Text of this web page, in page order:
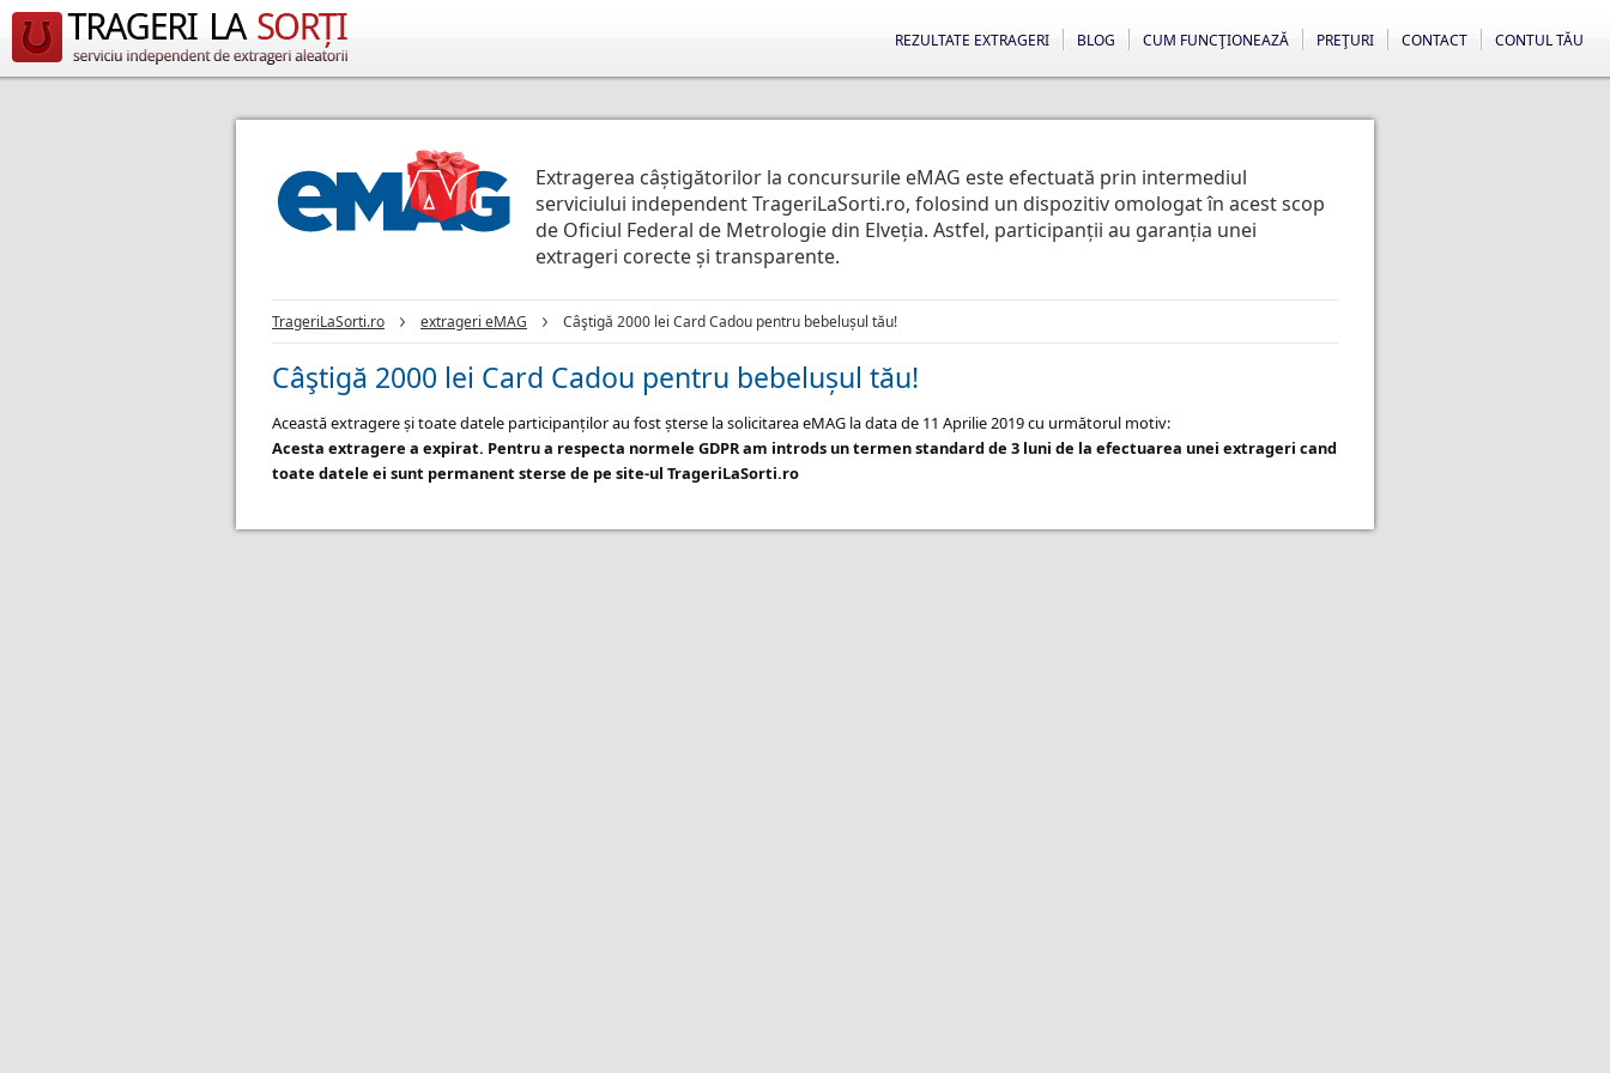
CONTUL TĂU
CONTACT
PREŢURI
CUM FUNCŢIONEAZĂ
BLOG
REZULTATE EXTRAGERI
Extragerea câștigătorilor la concursurile eMAG este efectuată prin intermediul
serviciului independent TrageriLaSorti.ro, folosind un dispozitiv omologat în acest scop
de Oficiul Federal de Metrologie din Elveția. Astfel, participanții au garanția unei
extrageri corecte și transparente.
TrageriLaSorti.ro extrageri eMAG Câştigă 2000 lei Card Cadou pentru bebelușul tău!
Câştigă 2000 lei Card Cadou pentru bebelușul tău!
Această extragere și toate datele participanților au fost șterse la solicitarea eMAG la data de 11 Aprilie 2019 cu următorul motiv:
Acesta extragere a expirat. Pentru a respecta normele GDPR am introds un termen standard de 3 luni de la efectuarea unei extrageri cand
toate datele ei sunt permanent sterse de pe site-ul TrageriLaSorti.ro